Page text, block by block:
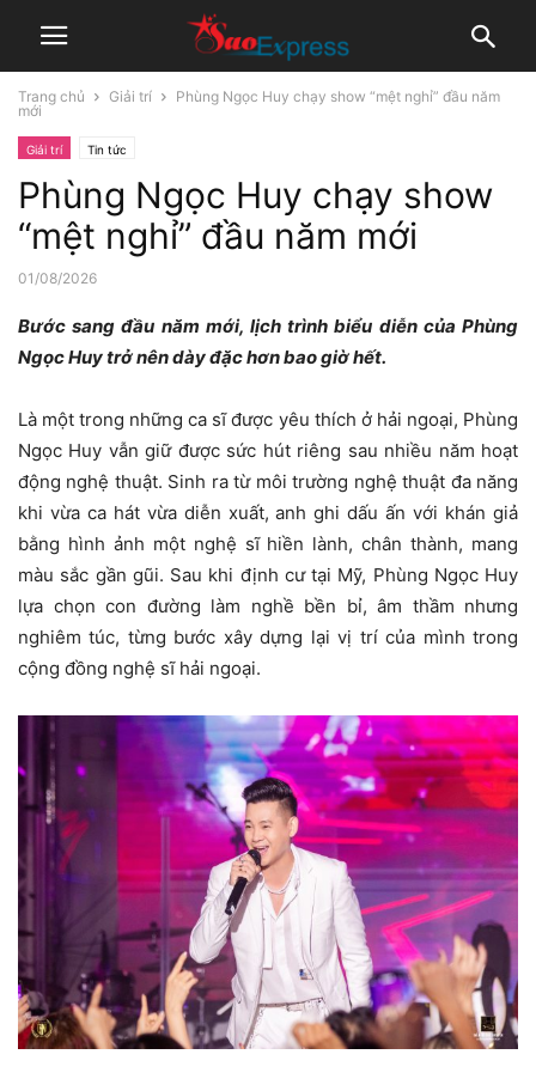
Trang chủ Giải trí
Phùng Ngọc Huy chạy show “mệt nghỉ” đầu năm
mới
Giải trí Tin tức
Phùng Ngọc Huy chạy show
“mệt nghỉ” đầu năm mới
01/08/2026
Bước sang đầu năm mới, lịch trình biểu diễn của Phùng
Ngọc Huy trở nên dày đặc hơn bao giờ hết.
Là một trong những ca sĩ được yêu thích ở hải ngoại, Phùng
Ngọc Huy vẫn giữ được sức hút riêng sau nhiều năm hoạt
động nghệ thuật. Sinh ra từ môi trường nghệ thuật đa năng
khi vừa ca hát vừa diễn xuất, anh ghi dấu ấn với khán giả
bằng hình ảnh một nghệ sĩ hiền lành, chân thành, mang
màu sắc gần gũi. Sau khi định cư tại Mỹ, Phùng Ngọc Huy
lựa chọn con đường làm nghề bền bỉ, âm thầm nhưng
nghiêm túc, từng bước xây dựng lại vị trí của mình trong
cộng đồng nghệ sĩ hải ngoại.